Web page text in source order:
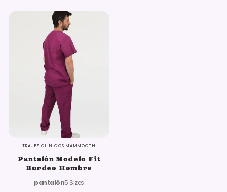
TRAJES CLÍNICOS MAMMOOTH
Pantalón Modelo Fit
Burdeo Hombre
pantalón5 Sizes